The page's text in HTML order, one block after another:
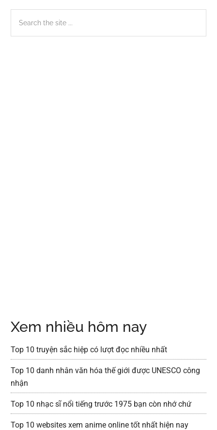
Sidebar
chính
the
Xem nhiều hôm nay
Top 10 truyện sắc hiệp có lượt đọc nhiều nhất
Top 10 danh nhân văn hóa thế giới được UNESCO công
nhận
Top 10 nhạc sĩ nổi tiếng trước 1975 bạn còn nhớ chứ
Top 10 websites xem anime online tốt nhất hiện nay